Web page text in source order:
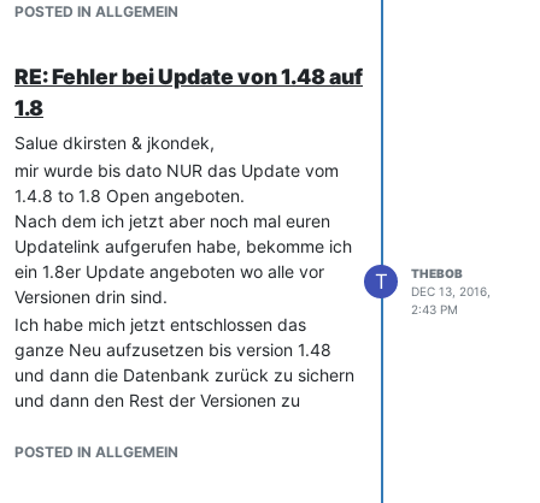
[Thu Feb 02 13:55:15.855766 2017]
mod_authz_core.c(806): [client
x.x.x.x:61145] AH01626: authorization
result of Require all granted: granted,
referer:http://trz-
inventar/cmdb/index.php?
objID=1239&tvMode=1006&catgID=20
&viewMode=1002&objTypeID=10&edit
Mode=0
[Thu Feb 02 13:55:15.855766 2017]
[authz_core:debug] [pid 5324:tid 1688]
mod_authz_core.c(806): [client
x.x.x.x:61145] AH01626: authorization
result of <requireany>: granted, referer:
http://trz-inventar/cmdb/index.php?
&viewMode=1002&objTypeID=10&edit
kann ich leider nicht folgen da auf dem
laufen und ich ja dann auch noch die
Daten mihrieren müsste bzw. neu
einspielen.
Merci & Vg Remo
POSTED IN ALLGEMEIN
RE: Fehler bei Update von 1.48 auf
1.8
Salue dkirsten & jkondek,
mir wurde bis dato NUR das Update vom
1.4.8 to 1.8 Open angeboten.
Nach dem ich jetzt aber noch mal euren
Updatelink aufgerufen habe, bekomme ich
ein 1.8er Update angeboten wo alle vor
Versionen drin sind.
Ich habe mich jetzt entschlossen das
ganze Neu aufzusetzen bis version 1.48
und dann die Datenbank zurück zu sichern
und dann den Rest der Versionen zu
Diesen schritt mache ich weil ich das
POSTED IN ALLGEMEIN
T
THEBOB
DEC 13, 2016,
2:43 PM